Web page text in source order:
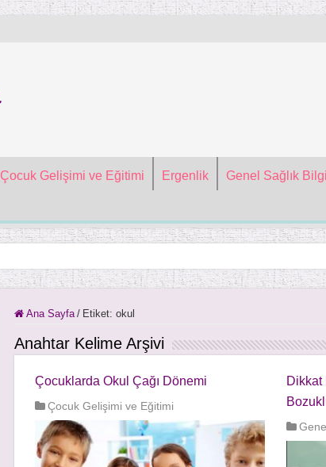
Çocuk Gelişimi ve Eğitimi Ergenlik Genel Sağlık
Ana Sayfa / Etiket: okul
Anahtar Kelime Arşivi
Çocuklarda Okul Çağı Dönemi
Çocuk Gelişimi ve Eğitimi
Dikkat